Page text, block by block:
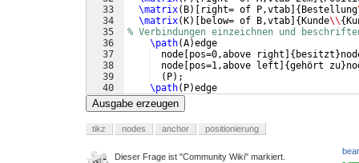
33
34
35
36
37
38
39
40
41
\matrix( B) right= of P,vtab { Bestellung
\matrix( K) below= of B,vtab { Kunde\\{
% Verbindungen einzeichnen und
\path(A)edge
  node
pos=0,above right { besitzt }
  node
pos=1,above left {gehört zu}
( P) ;
\path( P)edge
  node
[
Ausgabe erzeugen
tikz nodes anchor positionierung
Dieser Frage ist "Community Wiki" markiert.